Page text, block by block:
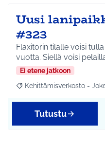
Uusi
#323
Flaxitorin tilalle voisi
vuotta. Siellä voisi
Ei etene jatkoon
Rajaa tulokset aihepiirin
Kehittämisverkosto -
Tutustu